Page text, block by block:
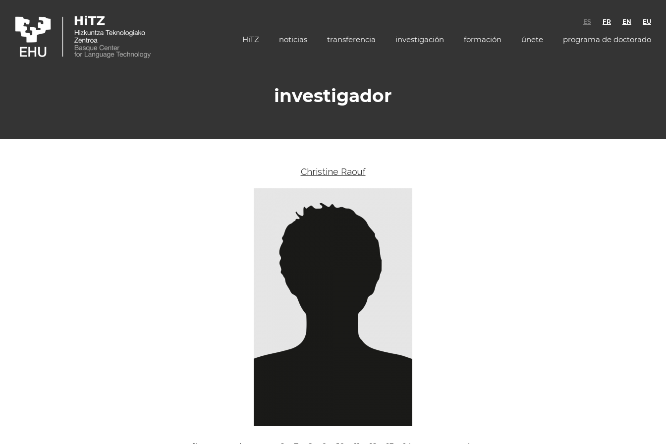
ES FR EN EU
HiTZ noticias transferencia investigación formación únete programa de doctorado
investigador
Christine Raouf